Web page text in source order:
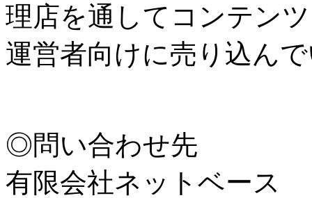
理店を通してコンテン
運営者向けに売り込ん
◎問い合わせ先
有限会社ネットベース